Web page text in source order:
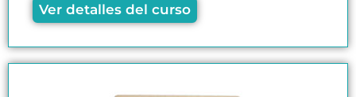
Ver detalles del curso